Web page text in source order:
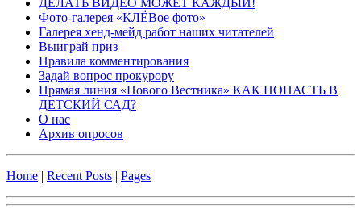
Фото-галерея «КЛЁВое фото»
Галерея хенд-мейд работ наших читателей
Выиграй приз
Правила комментирования
Задай вопрос прокурору
Прямая линия «Нового Вестника» КАК ПОПАСТЬ В
ДЕТСКИЙ САД?
О нас
Архив опросов
Home | Recent Posts | Pages